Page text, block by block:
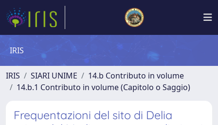
IRIS
IRIS SIARI UNIME
14.b Contributo in volume
14.b.1 Contributo in volume (Capitolo o Saggio)
Frequentazioni del sito di Delia